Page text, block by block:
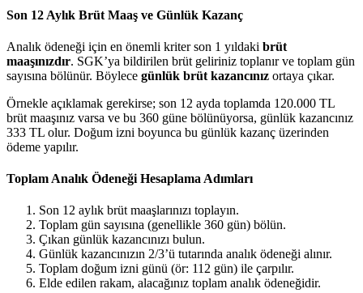
Son 12 Aylık Brüt Maaş ve Günlük Kazanç
Analık ödeneği için en önemli kriter son 1 yıldaki brüt
maaşınızdır. SGK’ya bildirilen brüt geliriniz toplanır ve toplam gün
sayısına bölünür. Böylece günlük brüt kazancınız ortaya çıkar.
Örnekle açıklamak gerekirse; son 12 ayda toplamda 120.000 TL
brüt maaşınız varsa ve bu 360 güne bölünüyorsa, günlük kazancınız
333 TL olur. Doğum izni boyunca bu günlük kazanç üzerinden
ödeme yapılır.
Toplam Analık Ödeneği Hesaplama Adımları
Son 12 aylık brüt maaşlarınızı toplayın.
Toplam gün sayısına (genellikle 360 gün) bölün.
Çıkan günlük kazancınızı bulun.
Günlük kazancınızın 2/3’ü tutarında analık ödeneği alınır.
Toplam doğum izni günü (ör: 112 gün) ile çarpılır.
Elde edilen rakam, alacağınız toplam analık ödeneğidir.